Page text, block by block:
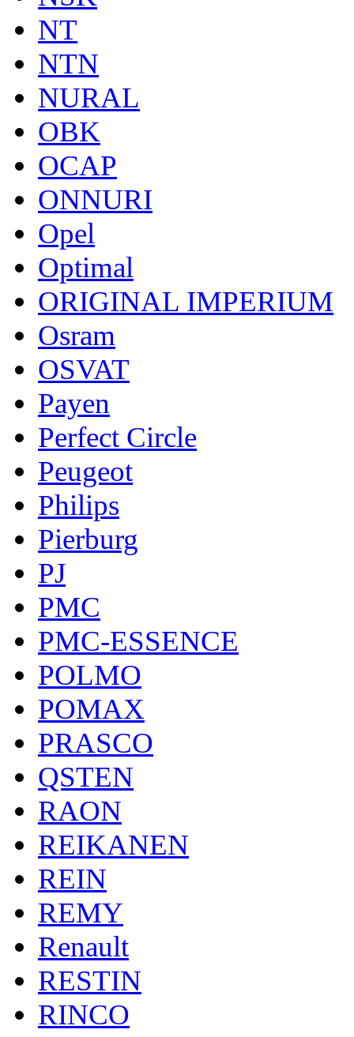
NT
NTN
NURAL
OBK
OCAP
ONNURI
Opel
Optimal
ORIGINAL IMPERIUM
Osram
OSVAT
Payen
Perfect Circle
Peugeot
Philips
Pierburg
PJ
PMC
PMC-ESSENCE
POLMO
POMAX
PRASCO
QSTEN
RAON
REIKANEN
REIN
REMY
Renault
RESTIN
RINCO